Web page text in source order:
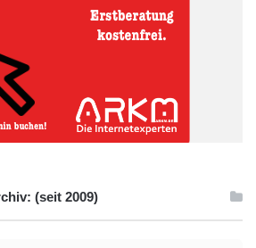
(seit 2009)